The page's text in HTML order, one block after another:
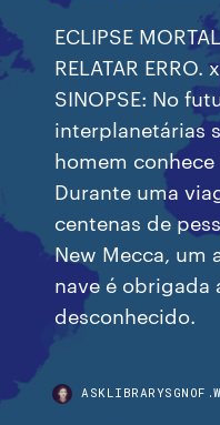
ECLIPSE
RELATAR ERRO.
SINOPSE: No
interplanetárias
homem
Durante uma
centenas de
New Mecca, um
nave é obrigada
desconhecido.